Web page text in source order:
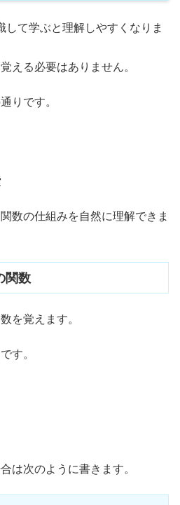
して学ぶと理解しやすくなりま
える必要はありません。
りです。
数の仕組みを自然に理解できま
関数
を覚えます。
す。
は次のように書きます。